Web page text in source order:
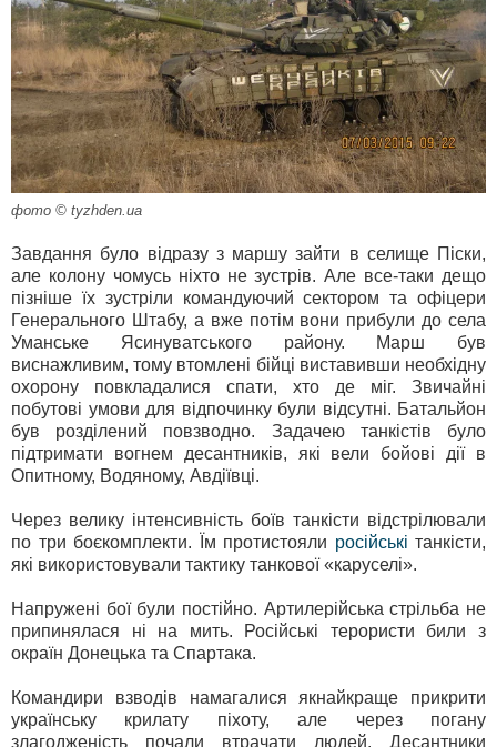
фото © tyzhden.ua
Завдання було відразу з маршу зайти в селище Піски,
але колону чомусь ніхто не зустрів. Але все-таки дещо
пізніше їх зустріли командуючий сектором та офіцери
Генерального Штабу, а вже потім вони прибули до села
Уманське Ясинуватського району. Марш був
виснажливим, тому втомлені бійці виставивши необхідну
охорону повкладалися спати, хто де міг. Звичайні
побутові умови для відпочинку були відсутні. Батальйон
був розділений повзводно. Задачею танкістів було
підтримати вогнем десантників, які вели бойові дії в
Опитному, Водяному, Авдіївці.
Через велику інтенсивність боїв танкісти відстрілювали
по три боєкомплекти. Їм протистояли російські танкісти,
які використовували тактику танкової «каруселі».
Напружені бої були постійно. Артилерійська стрільба не
припинялася ні на мить. Російські терористи били з
окраїн Донецька та Спартака.
Командири взводів намагалися якнайкраще прикрити
українську крилату піхоту, але через погану
злагодженість почали втрачати людей. Десантники